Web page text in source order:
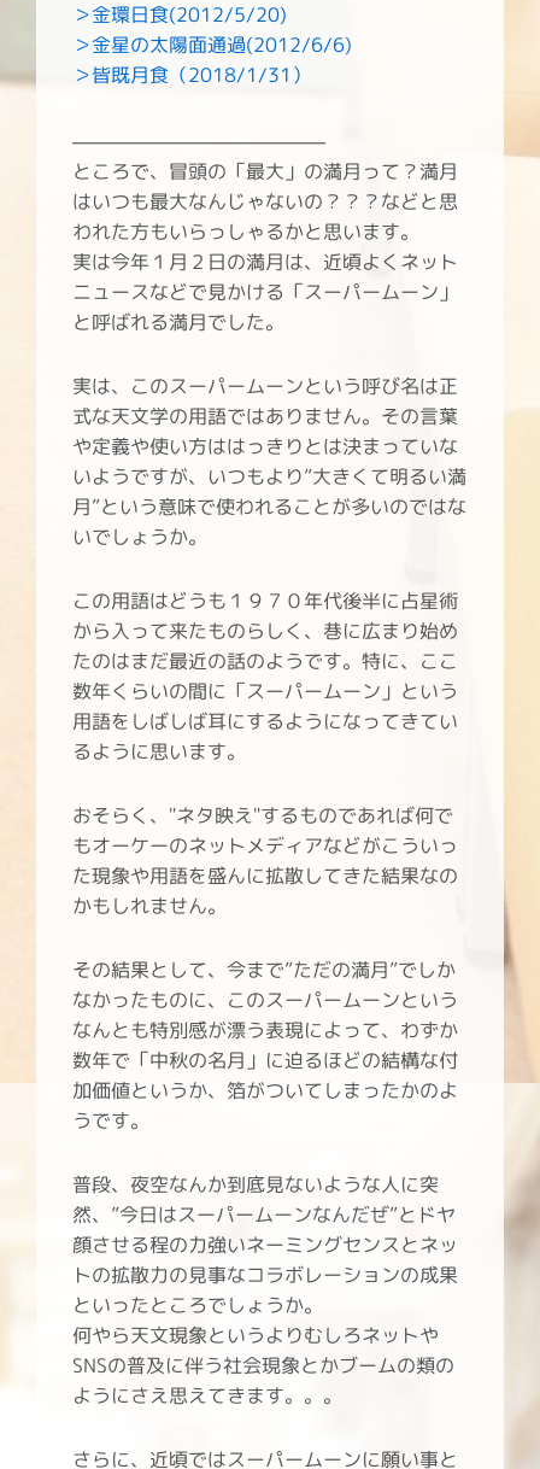
＞金環日食(2012/5/20)
＞金星の太陽面通過(2012/6/6)
＞皆既月食（2018/1/31）
———————————————
ところで、冒頭の「最大」の満月って？満月
はいつも最大なんじゃないの？？？などと思
われた方もいらっしゃるかと思います。
実は今年１月２日の満月は、近頃よくネット
ニュースなどで見かける「スーパームーン」
と呼ばれる満月でした。
実は、このスーパームーンという呼び名は正
式な天文学の用語ではありません。その言葉
や定義や使い方ははっきりとは決まっていな
いようですが、いつもより”大きくて明るい満
月”という意味で使われることが多いのではな
いでしょうか。
この用語はどうも１９７０年代後半に占星術
から入って来たものらしく、巷に広まり始め
たのはまだ最近の話のようです。特に、ここ
数年くらいの間に「スーパームーン」という
用語をしばしば耳にするようになってきてい
るように思います。
おそらく、"ネタ映え"するものであれば何で
もオーケーのネットメディアなどがこういっ
た現象や用語を盛んに拡散してきた結果なの
かもしれません。
その結果として、今まで”ただの満月”でしか
なかったものに、このスーパームーンという
なんとも特別感が漂う表現によって、わずか
数年で「中秋の名月」に迫るほどの結構な付
加価値というか、箔がついてしまったかのよ
うです。
普段、夜空なんか到底見ないような人に突
然、”今日はスーパームーンなんだぜ”とドヤ
顔させる程の力強いネーミングセンスとネッ
トの拡散力の見事なコラボレーションの成果
といったところでしょうか。
何やら天文現象というよりむしろネットや
SNSの普及に伴う社会現象とかブームの類の
ようにさえ思えてきます。。。
さらに、近頃ではスーパームーンに願い事と